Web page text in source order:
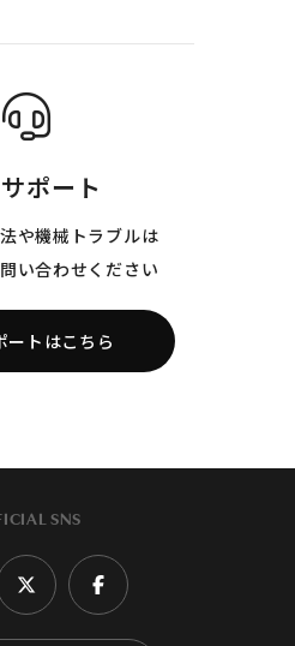
ポート
や機械トラブルは
い合わせください
ートはこちら
SNS